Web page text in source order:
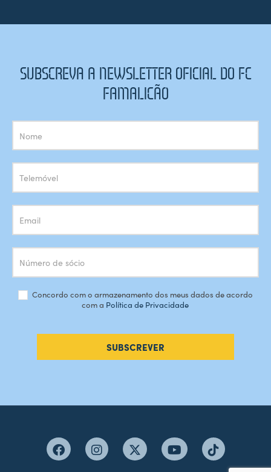
SUBSCREVA A NEWSLETTER OFICIAL DO FC
FAMALICÃO
Subscrição
Newsletter
Concordo com o armazenamento dos meus dados de acordo
com a Política de Privacidade
SUBSCREVER